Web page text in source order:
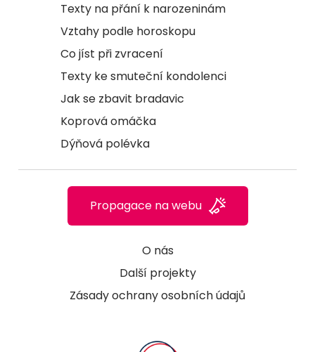
Texty na přání k narozeninám
Vztahy podle horoskopu
Co jíst při zvracení
Texty ke smuteční kondolenci
Jak se zbavit bradavic
Koprová omáčka
Dýňová polévka
O nás
Další projekty
Zásady ochrany osobních údajů
Propagace na webu